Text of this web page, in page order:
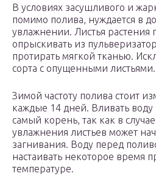
В условиях засушливого и
помимо полива, нуждается в
увлажнении. Листья растения
опрыскивать из
протирать мягкой тканью.
сорта с опущенными листьями.
Зимой частоту полива стоит
каждые 14 дней. Вливать
самый корень, так как в
увлажнения листьев может
загнивания. Воду перед
настаивать некоторое время
температуре.